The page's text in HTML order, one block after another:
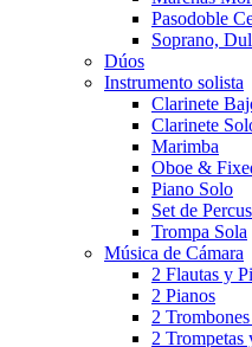
Pasodoble
Soprano,
Dúos
Instrumento solista
Clarinete
Clarinete
Marimba
Oboe &
Piano Solo
Set de
Trompa Sola
Música de Cámara
2 Flautas y
2 Pianos
2
2 Trompetas